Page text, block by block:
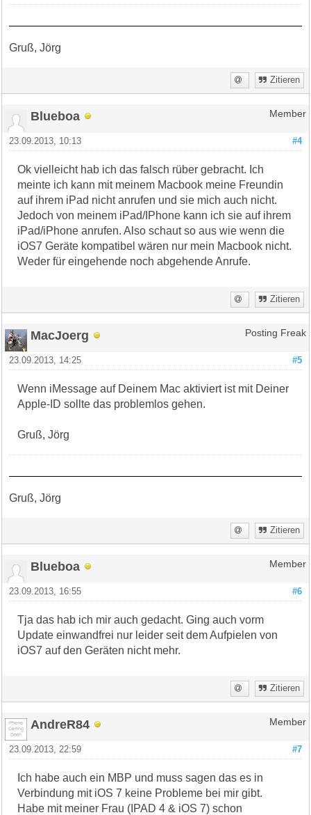
Gruß, Jörg
Zitieren
Blueboa Member
#4
23.09.2013, 10:13
Ok vielleicht hab ich das falsch rüber gebracht. Ich
meinte ich kann mit meinem Macbook meine Freundin
auf ihrem iPad nicht anrufen und sie mich auch nicht.
Jedoch von meinem iPad/IPhone kann ich sie auf ihrem
iPad/iPhone anrufen. Also schaut so aus wie wenn die
iOS7 Geräte kompatibel wären nur mein Macbook nicht.
Weder für eingehende noch abgehende Anrufe.
Zitieren
MacJoerg Posting Freak
#5
23.09.2013, 14:25
Wenn iMessage auf Deinem Mac aktiviert ist mit Deiner
Apple-ID sollte das problemlos gehen.
Gruß, Jörg
Gruß, Jörg
Zitieren
Blueboa Member
#6
23.09.2013, 16:55
Tja das hab ich mir auch gedacht. Ging auch vorm
Update einwandfrei nur leider seit dem Aufpielen von
iOS7 auf den Geräten nicht mehr.
Zitieren
AndreR84 Member
#7
23.09.2013, 22:59
Ich habe auch ein MBP und muss sagen das es in
Verbindung mit iOS 7 keine Probleme bei mir gibt.
Habe mit meiner Frau (IPAD 4 & iOS 7) schon